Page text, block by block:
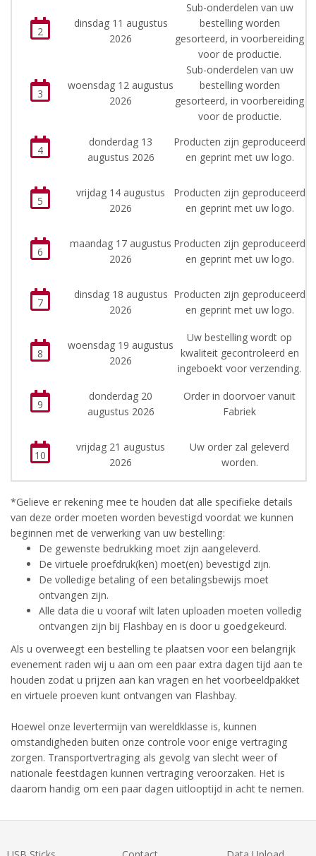
2
dinsdag 11 augustus
2026
Sub-onderdelen van uw
bestelling worden
gesorteerd, in voorbereiding
voor de productie.
3
woensdag 12 augustus
2026
Sub-onderdelen van uw
bestelling worden
gesorteerd, in voorbereiding
voor de productie.
4
donderdag 13
augustus 2026
Producten zijn geproduceerd
en geprint met uw logo.
5
vrijdag 14 augustus
2026
Producten zijn geproduceerd
en geprint met uw logo.
6
maandag 17 augustus
2026
Producten zijn geproduceerd
en geprint met uw logo.
7
dinsdag 18 augustus
2026
Producten zijn geproduceerd
en geprint met uw logo.
8
woensdag 19 augustus
2026
Uw bestelling wordt op
kwaliteit gecontroleerd en
ingeboekt voor verzending.
9
donderdag 20
augustus 2026
Order in doorvoer vanuit
Fabriek
10
vrijdag 21 augustus
2026
Uw order zal geleverd
worden.
*Gelieve er rekening mee te houden dat alle specifieke details
van deze order moeten worden bevestigd voordat we kunnen
beginnen met de verwerking van uw bestelling:
De gewenste bedrukking moet zijn aangeleverd.
De virtuele proefdruk(ken) moet(en) bevestigd zijn.
De volledige betaling of een betalingsbewijs moet
ontvangen zijn.
Alle data die u vooraf wilt laten uploaden moeten volledig
ontvangen zijn bij Flashbay en is door u goedgekeurd.
Als u overweegt een bestelling te plaatsen voor een belangrijk
evenement raden wij u aan om een paar extra dagen tijd aan te
houden zodat u prijzen aan kan vragen en het voorbeeldpakket
en virtuele proeven kunt ontvangen van Flashbay.
Hoewel onze levertermijn van wereldklasse is, kunnen
omstandigheden buiten onze controle voor enige vertraging
zorgen. Transportvertraging als gevolg van slecht weer of
nationale feestdagen kunnen vertraging veroorzaken. Het is
daarom handig om een paar dagen uitlooptijd in acht te nemen.